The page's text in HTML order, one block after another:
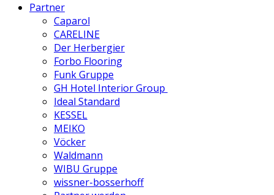
Partner
Caparol
CARELINE
Der Herbergier
Forbo Flooring
Funk Gruppe
GH Hotel Interior Group
Ideal Standard
KESSEL
MEIKO
Vöcker
Waldmann
WIBU Gruppe
wissner-bosserhoff